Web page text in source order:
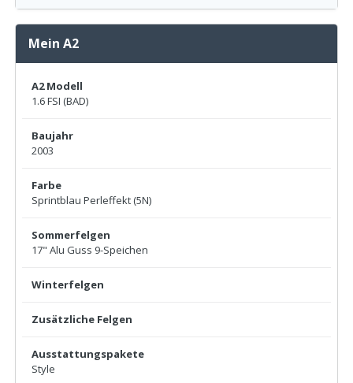
Mein A2
A2 Modell
1.6 FSI (BAD)
Baujahr
2003
Farbe
Sprintblau Perleffekt (5N)
Sommerfelgen
17" Alu Guss 9-Speichen
Winterfelgen
Zusätzliche Felgen
Ausstattungspakete
Style